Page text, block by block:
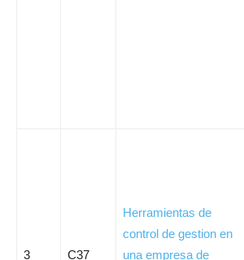
3 C37
Herramientas de
control de gestion en
una empresa de